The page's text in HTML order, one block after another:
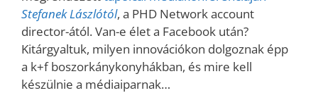
Stefanek Lászlótól, a PHD Network account
director-ától. Van-e élet a Facebook után?
Kitárgyaltuk, milyen innovációkon dolgoznak épp
a k+f boszorkánykonyhákban, és mire kell
készülnie a médiaiparnak…